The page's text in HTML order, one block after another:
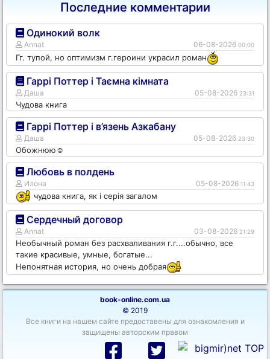
Последние комментарии
Одинокий волк
Annat 06-08-2026 00:00
Гг. тупой, но оптимизм г.героини украсил роман
Гаррі Поттер і Таємна кімната
Даша 05-08-2026 23:31
Чудова книга
Гаррі Поттер і в’язень Азкабану
Даша 05-08-2026 23:30
Обожнюю☺️
Любовь в полдень
Илона 05-08-2026 11:43
чудова книга, як і серія загалом
Сердечный договор
Annat 03-08-2026 21:29
Необычный роман без расхваливания г.г....обычно, все
такие красивые, умные, богатые...
Непонятная история, но очень добрая
book-online.com.ua
© 2019
Все книги на нашем сайте предоставены для ознакомления и
защищены авторским правом